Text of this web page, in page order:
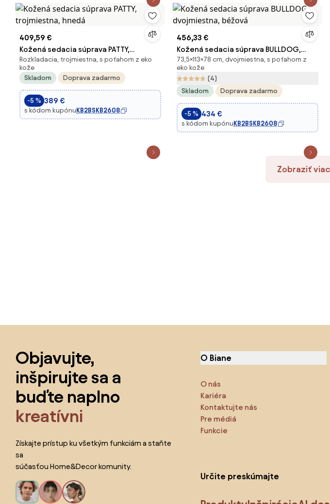
409,59 €
Kožená sedacia súprava PATTY,
trojmiestna, hnedá
Rozkladacia, trojmiestna, s poťahom z eko
kože
Skladom
Doprava zadarmo
-5 % 389 €
s kódom kupónu KB2BSKB2608
456,33 €
Kožená sedacia súprava BULLDOG,
dvojmiestna, béžová
73,5×113×78 cm, dvojmiestna, s poťahom z
eko kože
(4)
Skladom
Doprava zadarmo
-5 % 434 €
s kódom kupónu KB2BSKB2608
Zobraziť
Objavujte,
inšpirujte sa a
buďte naplno
kreatívni
Získajte prístup ku všetkým funkciám a staňte
sa
súčasťou Home&Decor komunity.
O Biane
O nás
Kariéra
Kontaktujte nás
Pre médiá
Funkcie
Určite preskúmajte